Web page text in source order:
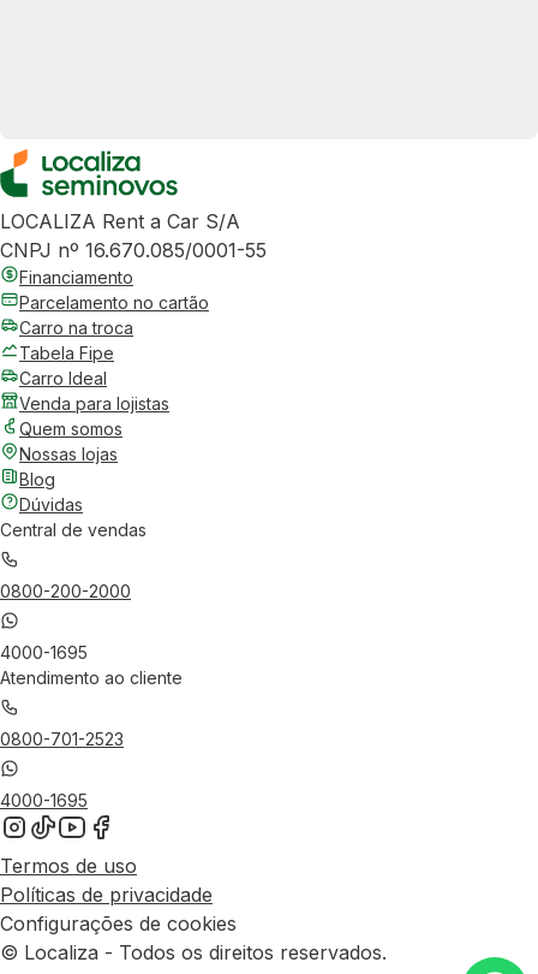
LOCALIZA Rent a Car S/A
CNPJ nº 16.670.085/0001-55
Financiamento
Parcelamento no cartão
Carro na troca
Tabela Fipe
Carro Ideal
Venda para lojistas
Quem somos
Nossas lojas
Blog
Dúvidas
Central de vendas
0800-200-2000
4000-1695
Atendimento ao cliente
0800-701-2523
4000-1695
Termos de uso
Políticas de privacidade
Configurações de cookies
© Localiza - Todos os direitos reservados.